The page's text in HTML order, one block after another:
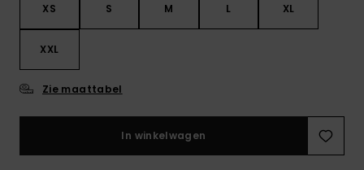
XS S M L XL
XXL
Zie maattabel
In winkelwagen